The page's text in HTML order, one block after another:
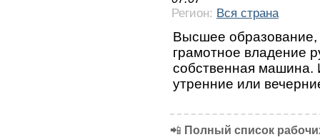
Регион: Вся страна
Высшее образование,
грамотное владение
собственная машина.
утренние или
📲 Полный список